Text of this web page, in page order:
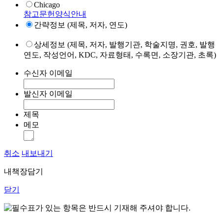
Chicago
참고문헌양식안내
간략정보 (제목, 저자, 연도)
상세정보 (제목, 저자, 발행기관, 학술지명, 권호, 발행
연도, 작성언어, KDC, 자료형태, 수록면, 소장기관, 초록)
수신자 이메일
발신자 이메일
제목
메모
취소 내보내기
내책장담기
닫기
표가 있는 항목은 반드시 기재해 주셔야 합니다.